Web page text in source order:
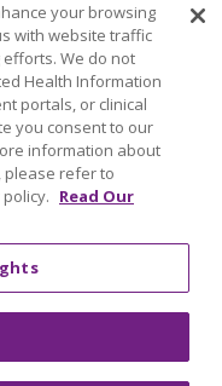
Español
Italiano
文
Tagalog
РУССКИЙ
your browsing
with website traffic
We do not
Health Information
portals, or clinical
you consent to our
information about
please refer to
Read Our